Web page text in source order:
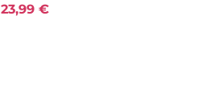
23,99 €